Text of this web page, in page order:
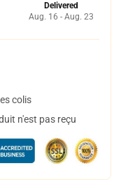
Delivered
Aug. 16 - Aug. 23
colis
n'est pas reçu